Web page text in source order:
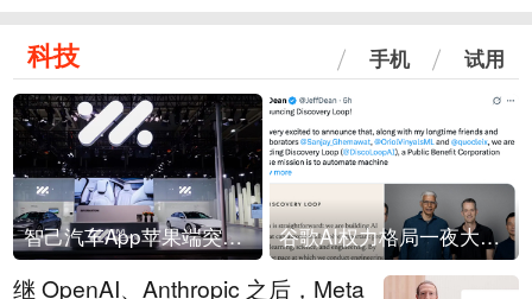
科技 手机 试用
智己汽车App苹果端突然“下架” 谷歌AI权力格局一夜大洗牌
继 OpenAI、Anthropic 之后，Meta